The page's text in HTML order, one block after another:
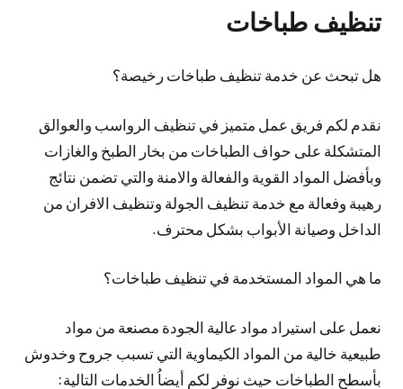
تنظيف طباخات
هل تبحث عن خدمة تنظيف طباخات رخيصة؟
نقدم لكم فريق عمل متميز في تنظيف الرواسب والعوالق
المتشكلة على حواف الطباخات من بخار الطبخ والغازات
وبأفضل المواد القوية والفعالة والامنة والتي تضمن نتائج
رهيبة وفعالة مع خدمة تنظيف الجولة وتنظيف الافران من
الداخل وصيانة الأبواب بشكل محترف.
ما هي المواد المستخدمة في تنظيف طباخات؟
نعمل على استيراد مواد عالية الجودة مصنعة من مواد
طبيعية خالية من المواد الكيماوية التي تسبب جروح وخدوش
بأسطح الطباخات حيث نوفر لكم أيضاُ الخدمات التالية: